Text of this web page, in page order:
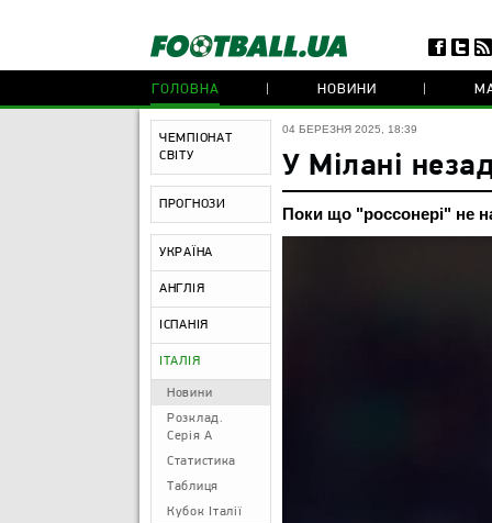
ГОЛОВНА НОВИНИ
ЧЕМПІОНАТ
СВІТУ
ПРОГНОЗИ
УКРАЇНА
АНГЛІЯ
ІСПАНІЯ
ІТАЛІЯ
Новини
Розклад.
Серія А
Статистика
Таблиця
Кубок Італії
04 БЕРЕЗНЯ 2025, 18:39
У Мілані
Поки що "россонері" не